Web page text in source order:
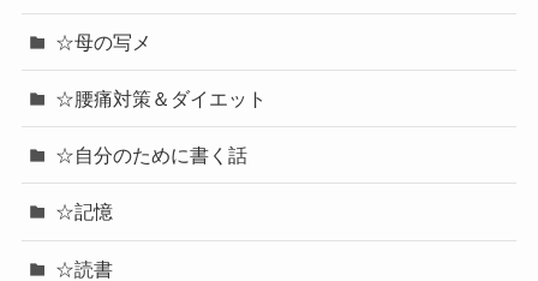
☆母の写メ
☆腰痛対策＆ダイエット
☆自分のために書く話
☆記憶
☆読書